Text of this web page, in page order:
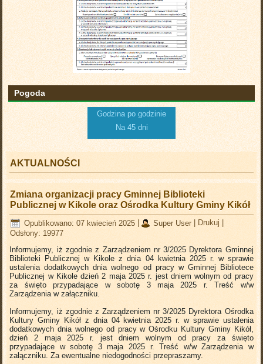
Pogoda
Godzina po godzinie
Na 45 dni
AKTUALNOŚCI
Zmiana organizacji pracy Gminnej Biblioteki
Publicznej w Kikole oraz Ośrodka Kultury Gminy Kikół
Opublikowano: 07 kwiecień 2025 Super User Drukuj
Odsłony: 19977
Informujemy, iż zgodnie z Zarządzeniem nr 3/2025 Dyrektora Gminnej
Biblioteki Publicznej w Kikole z dnia 04 kwietnia 2025 r. w sprawie
ustalenia dodatkowych dnia wolnego od pracy w Gminnej Bibliotece
Publicznej w Kikole dzień 2 maja 2025 r. jest dniem wolnym od pracy
za święto przypadające w sobotę 3 maja 2025 r. Treść w/w
Zarządzenia w załączniku.
Informujemy, iż zgodnie z Zarządzeniem nr 3/2025 Dyrektora Ośrodka
Kultury Gminy Kikół z dnia 04 kwietnia 2025 r. w sprawie ustalenia
dodatkowych dnia wolnego od pracy w Ośrodku Kultury Gminy Kikół,
dzień 2 maja 2025 r. jest dniem wolnym od pracy za święto
przypadające w sobotę 3 maja 2025 r. Treść w/w Zarządzenia w
załączniku. Za ewentualne niedogodności przepraszamy.